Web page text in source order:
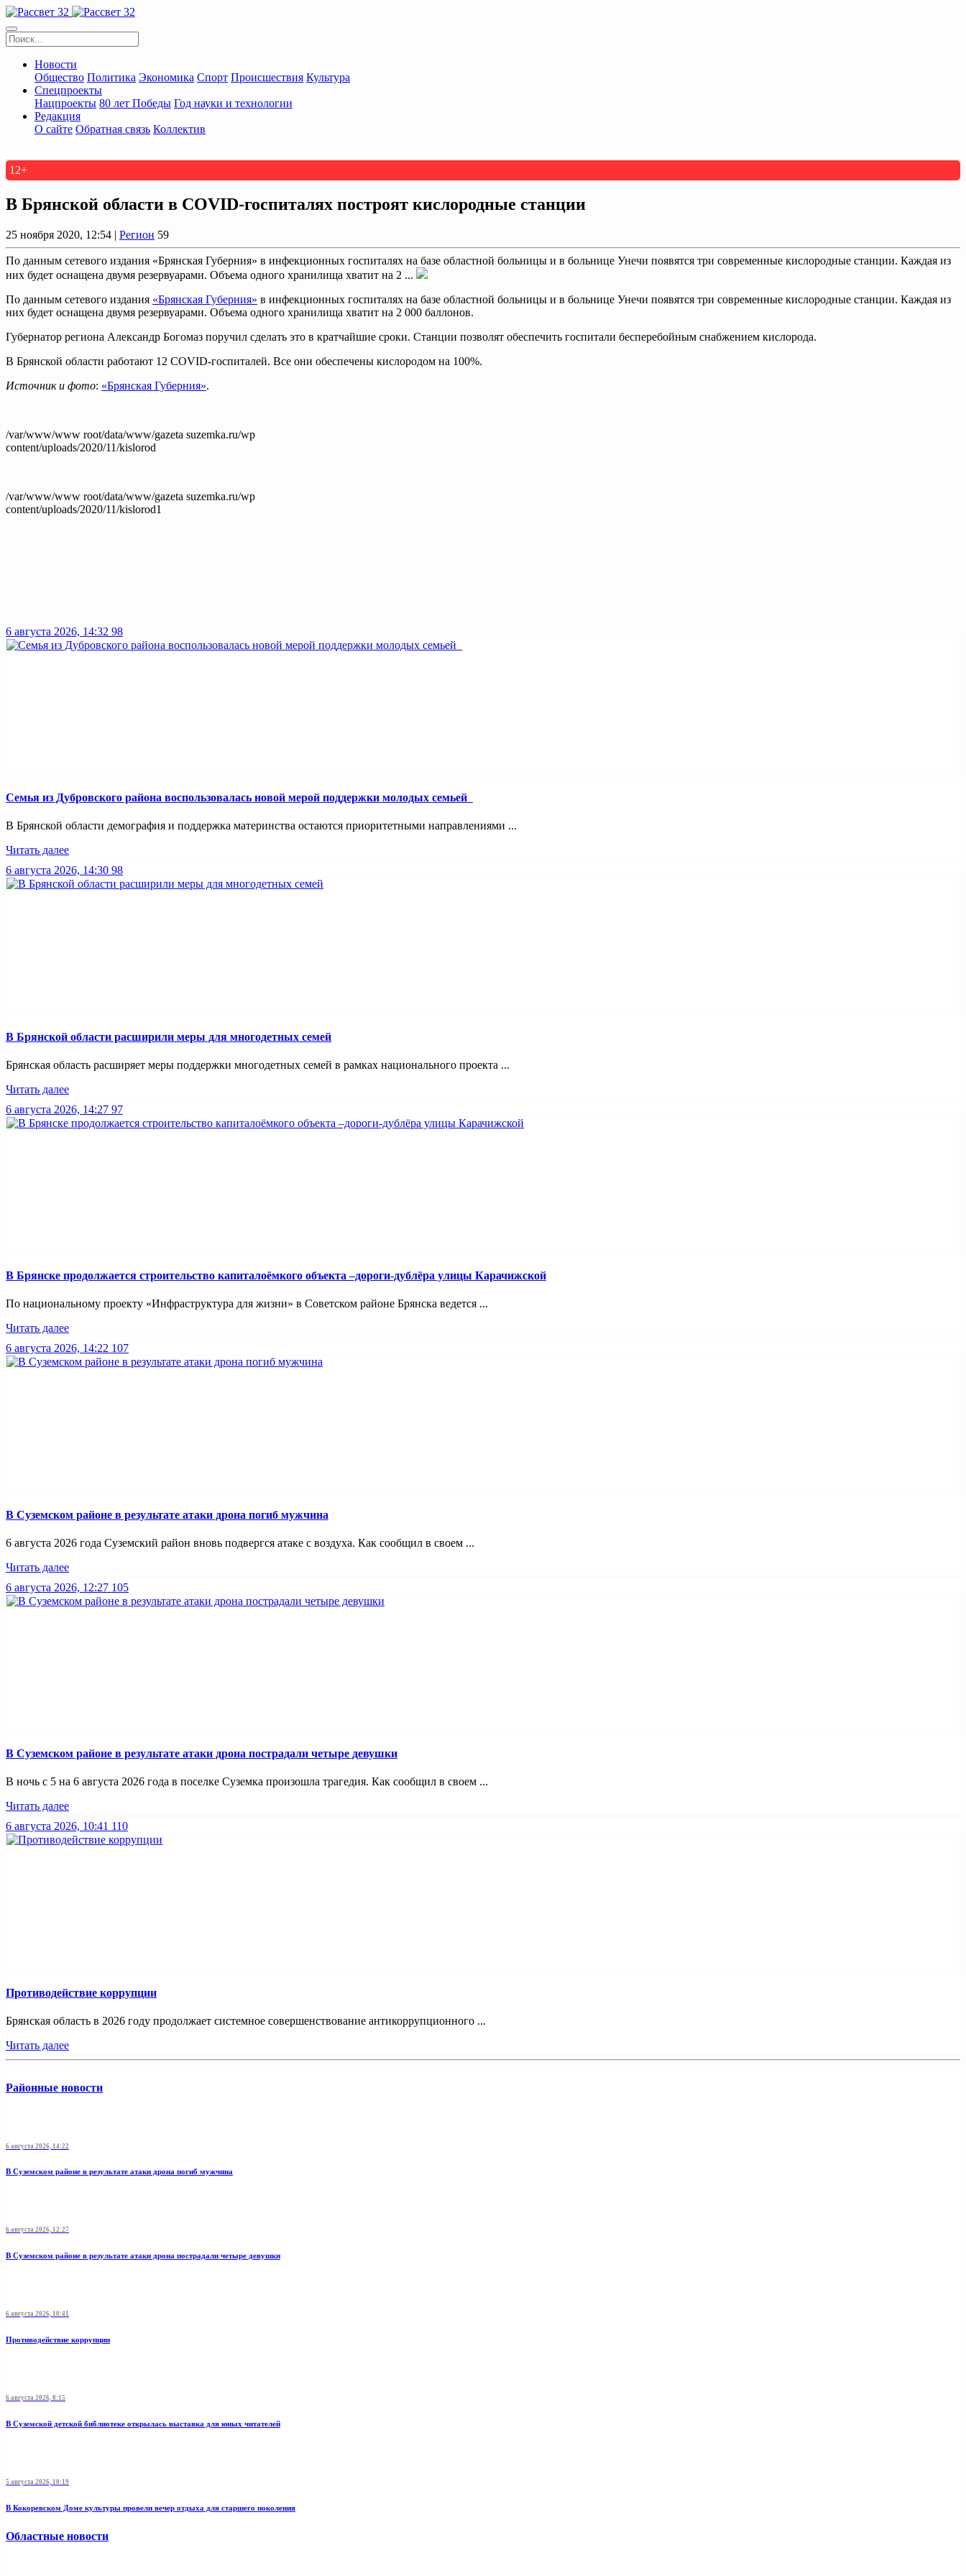
Новости
Общество Политика Экономика Спорт Происшествия Культура
Спецпроекты
Нацпроекты 80 лет Победы Год науки и технологии
Редакция
О сайте Обратная связь Коллектив
12+
В Брянской области в COVID-госпиталях построят кислородные станции
25 ноября 2020, 12:54 | Регион 59
По данным сетевого издания «Брянская Губерния» в инфекционных госпиталях на базе областной больницы и в больнице Унечи появятся три современные кислородные станции. Каждая из
них будет оснащена двумя резервуарами. Объема одного хранилища хватит на 2 ...
По данным сетевого издания «Брянская Губерния» в инфекционных госпиталях на базе областной больницы и в больнице Унечи появятся три современные кислородные станции. Каждая из
них будет оснащена двумя резервуарами. Объема одного хранилища хватит на 2 000 баллонов.
Губернатор региона Александр Богомаз поручил сделать это в кратчайшие сроки. Станции позволят обеспечить госпитали бесперебойным снабжением кислорода.
В Брянской области работают 12 COVID-госпиталей. Все они обеспечены кислородом на 100%.
Источник и фото: «Брянская Губерния».
/var/www/www root/data/www/gazeta suzemka.ru/wp
content/uploads/2020/11/kislorod
/var/www/www root/data/www/gazeta suzemka.ru/wp
content/uploads/2020/11/kislorod1
6 августа 2026, 14:32 98
Семья из Дубровского района воспользовалась новой мерой поддержки молодых семьей
В Брянской области демография и поддержка материнства остаются приоритетными направлениями ...
Читать далее
6 августа 2026, 14:30 98
В Брянской области расширили меры для многодетных семей
Брянская область расширяет меры поддержки многодетных семей в рамках национального проекта ...
Читать далее
6 августа 2026, 14:27 97
В Брянске продолжается строительство капиталоёмкого объекта –дороги-дублёра улицы Карачижской
По национальному проекту «Инфраструктура для жизни» в Советском районе Брянска ведется ...
Читать далее
6 августа 2026, 14:22 107
В Суземском районе в результате атаки дрона погиб мужчина
6 августа 2026 года Суземский район вновь подвергся атаке с воздуха. Как сообщил в своем ...
Читать далее
6 августа 2026, 12:27 105
В Суземском районе в результате атаки дрона пострадали четыре девушки
В ночь с 5 на 6 августа 2026 года в поселке Суземка произошла трагедия. Как сообщил в своем ...
Читать далее
6 августа 2026, 10:41 110
Противодействие коррупции
Брянская область в 2026 году продолжает системное совершенствование антикоррупционного ...
Читать далее
Районные новости
6 августа 2026, 14:22
В Суземском районе в результате атаки дрона погиб мужчина
6 августа 2026, 12:27
В Суземском районе в результате атаки дрона пострадали четыре девушки
6 августа 2026, 10:41
Противодействие коррупции
6 августа 2026, 8:15
В Суземской детской библиотеке открылась выставка для юных читателей
5 августа 2026, 10:19
В Кокоревском Доме культуры провели вечер отдыха для старшего поколения
Областные новости